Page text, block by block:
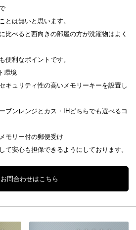
とは無いと思います。
比べると西向きの部屋の方が洗濯物はよく
便利なポイントです。
環境
キュリティ性の高いメモリーキーを設置し
ブンレンジとカス・IHどちらでも選べるコ
モリー付の郵便受け
て安心も担保できるようにしております。
お問合わせはこちら